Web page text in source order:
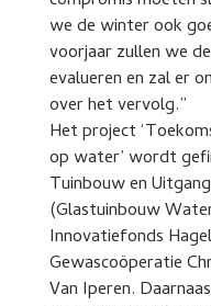
we de winter ook
voorjaar zullen we
evalueren en zal er
over het vervolg.”
Het project
op water’ wordt
Tuinbouw en
(Glastuinbouw
Innovatiefonds
Gewascoöperatie
Van Iperen.